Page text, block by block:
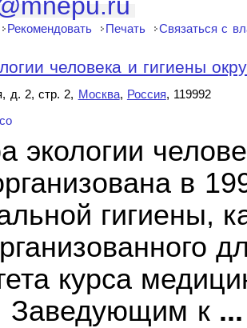
Рекомендовать Печать Связаться с
человека и гигиены
д. 2, стр. 2, Москва, Россия, 119992
экологии
в
гигиены,
курса
Заведующим к ...